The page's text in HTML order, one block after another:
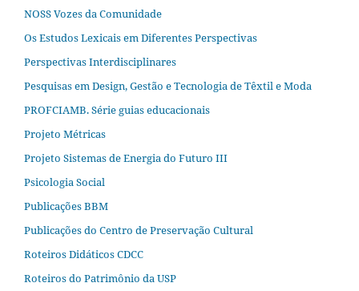
NOSS Vozes da Comunidade
Os Estudos Lexicais em Diferentes Perspectivas
Perspectivas Interdisciplinares
Pesquisas em Design, Gestão e Tecnologia de Têxtil e Moda
PROFCIAMB. Série guias educacionais
Projeto Métricas
Projeto Sistemas de Energia do Futuro III
Psicologia Social
Publicações BBM
Publicações do Centro de Preservação Cultural
Roteiros Didáticos CDCC
Roteiros do Patrimônio da USP